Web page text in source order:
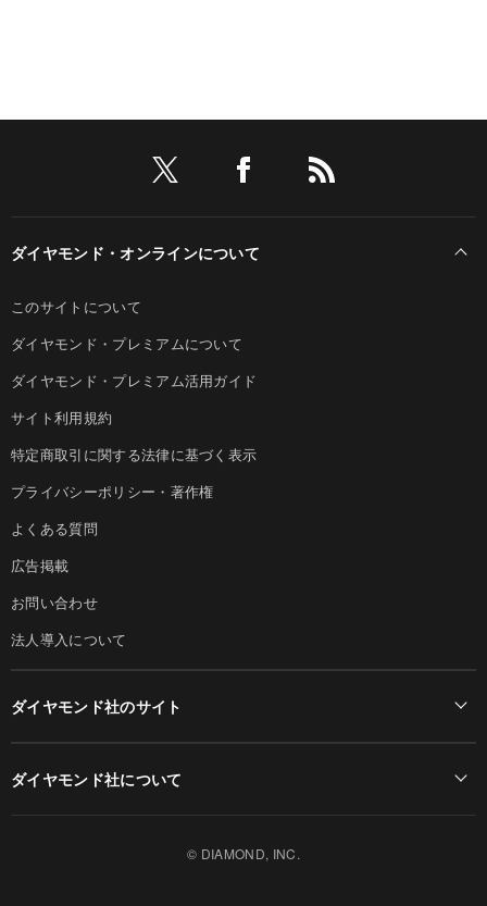
ダイヤモンド・オンラインについて
このサイトについて
ダイヤモンド・プレミアムについて
ダイヤモンド・プレミアム活用ガイド
サイト利用規約
特定商取引に関する法律に基づく表示
プライバシーポリシー・著作権
よくある質問
広告掲載
お問い合わせ
法人導入について
ダイヤモンド社のサイト
ダイヤモンド社について
© DIAMOND, INC.